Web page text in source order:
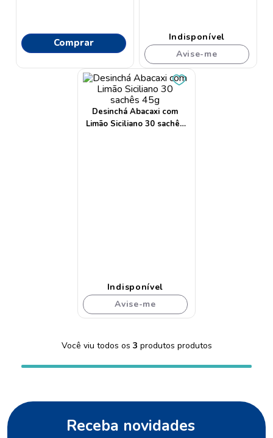
Comprar
Indisponível
Avise-me
Desinchá Abacaxi com
Limão Siciliano 30 sachês
Indisponível
Avise-me
Você viu todos os 3 produtos
Receba novidades